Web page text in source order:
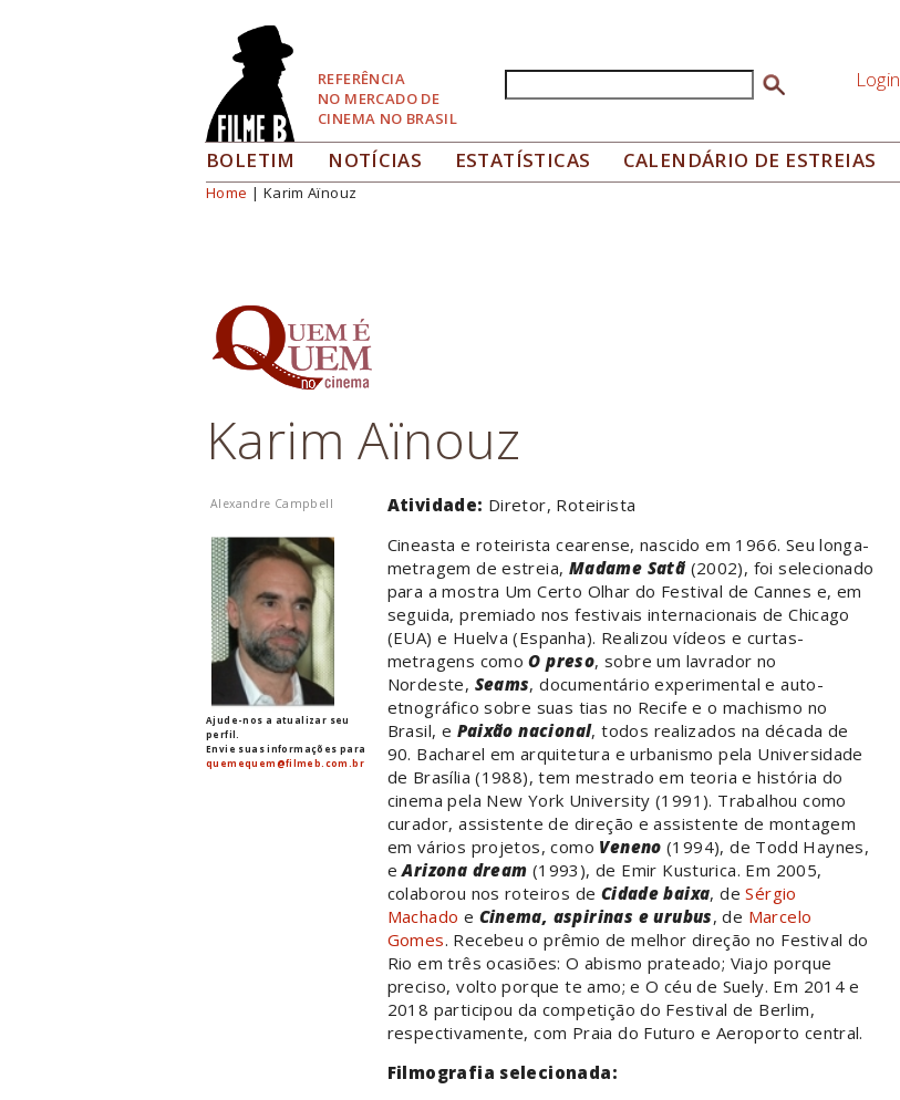
REFERÊNCIA
NO MERCADO DE
CINEMA NO BRASIL
Formulário de busca Login
BOLETIM NOTÍCIAS ESTATÍSTICAS CALENDÁRIO DE ESTREIAS
Você está aqui
Home | Karim Aïnouz
Karim Aïnouz
Alexandre Campbell
Ajude-nos a atualizar seu
perfil.
Envie suas informações para
quemequem@filmeb.com.br
Atividade: Diretor, Roteirista
Cineasta e roteirista cearense, nascido em 1966. Seu longa-
metragem de estreia, Madame Satã (2002), foi selecionado
para a mostra Um Certo Olhar do Festival de Cannes e, em
seguida, premiado nos festivais internacionais de Chicago
(EUA) e Huelva (Espanha). Realizou vídeos e curtas-
metragens comoO preso, sobre um lavrador no
Nordeste, Seams, documentário experimental e auto-
etnográfico sobre suas tias no Recife e o machismo no
Brasil, e Paixão nacional, todos realizados na década de
90. Bacharel em arquitetura e urbanismo pela Universidade
de Brasília (1988), tem mestrado em teoria e história do
cinema pela New York University (1991). Trabalhou como
curador, assistente de direção e assistente de montagem
em vários projetos, como Veneno (1994), de Todd Haynes,
eArizona dream (1993), de Emir Kusturica. Em 2005,
colaborou nos roteiros de Cidade baixa, deSérgio
Machado e Cinema, aspirinas e urubus, de Marcelo
Gomes. Recebeu o prêmio de melhor direção no Festival do
Rio em três ocasiões: O abismo prateado; Viajo porque
preciso, volto porque te amo; e O céu de Suely. Em 2014 e
2018 participou da competição do Festival de Berlim,
respectivamente, com Praia do Futuro e Aeroporto central.
Filmografia selecionada: